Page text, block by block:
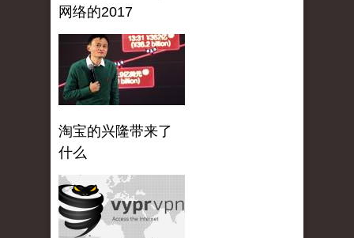
网络的2017
淘宝的兴隆带来了
什么